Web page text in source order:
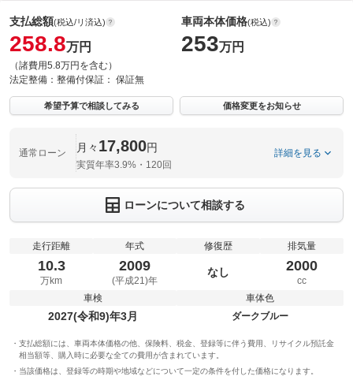
支払総額(税込/リ済込)
258.8万円
（諸費用5.8万円を含む）
車両本体価格(税込)
253万円
法定整備： 整備付保証： 保証無
希望予算で相談してみる 価格変更をお知らせ
通常ローン 月々 17,800円
実質年率3.9%・120回
詳細を見る
ローンについて相談する
走行距離
10.3
万km
年式
2009
(平成21)年
修復歴
なし
排気量
2000
cc
車検
2027(令和9)年3月
車体色
ダークブルー
支払総額には、車両本体価格の他、保険料、税金、登録等に伴う費用、リサイクル預託金
相当額等、購入時に必要な全ての費用が含まれています。
当該価格は、登録等の時期や地域などについて一定の条件を付した価格になります。